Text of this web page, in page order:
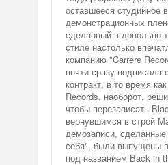
оставшееся студийное
демонстрационных
сделанный в довольно-
стиле настолько
компанию "Carrere
почти сразу подписала
контракт, в то время
Records, наоборот,
чтобы перезаписать
вернувшимся в строй
демозаписи,
себя", были выпущены
под названием Back in